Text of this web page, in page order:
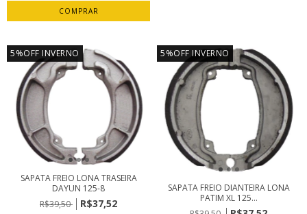
5%OFF INVERNO
SAPATA FREIO LONA TRASEIRA
DAYUN 125-8
R$39,50
R$37,52
5%OFF INVERNO
SAPATA FREIO DIANTEIRA LONA
PATIM XL 125...